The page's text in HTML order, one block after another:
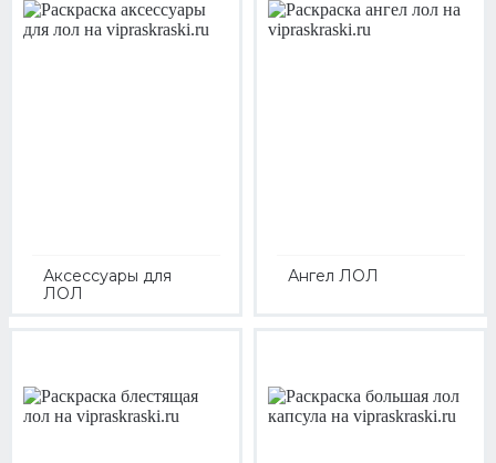
Аксессуары для
ЛОЛ
Ангел ЛОЛ